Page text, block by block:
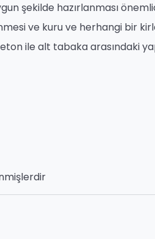
şekilde hazırlanması
ve kuru ve herhangi bir
ile alt tabaka arasındaki